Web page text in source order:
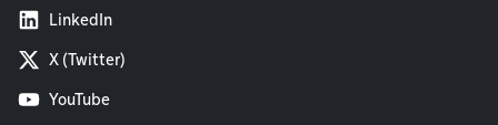
LinkedIn
X (Twitter)
YouTube